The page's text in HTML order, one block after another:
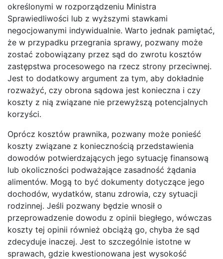
określonymi w rozporządzeniu Ministra
Sprawiedliwości lub z wyższymi stawkami
negocjowanymi indywidualnie. Warto jednak pamiętać,
że w przypadku przegrania sprawy, pozwany może
zostać zobowiązany przez sąd do zwrotu kosztów
zastępstwa procesowego na rzecz strony przeciwnej.
Jest to dodatkowy argument za tym, aby dokładnie
rozważyć, czy obrona sądowa jest konieczna i czy
koszty z nią związane nie przewyższą potencjalnych
korzyści.
Oprócz kosztów prawnika, pozwany może ponieść
koszty związane z koniecznością przedstawienia
dowodów potwierdzających jego sytuację finansową
lub okoliczności podważające zasadność żądania
alimentów. Mogą to być dokumenty dotyczące jego
dochodów, wydatków, stanu zdrowia, czy sytuacji
rodzinnej. Jeśli pozwany będzie wnosił o
przeprowadzenie dowodu z opinii biegłego, wówczas
koszty tej opinii również obciążą go, chyba że sąd
zdecyduje inaczej. Jest to szczególnie istotne w
sprawach, gdzie kwestionowana jest wysokość